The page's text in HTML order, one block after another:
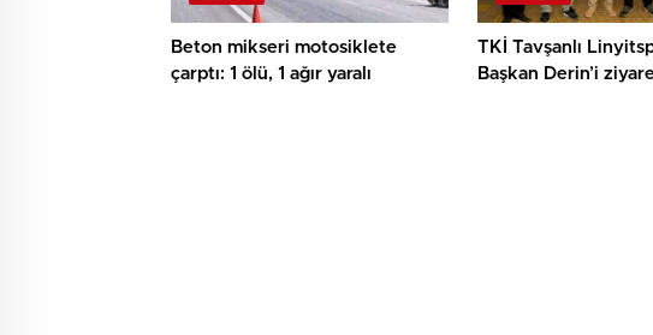
Beton mikseri motosiklete
çarptı: 1 ölü, 1 ağır yaralı
TKİ Tavşanlı
Başkan Derin’i